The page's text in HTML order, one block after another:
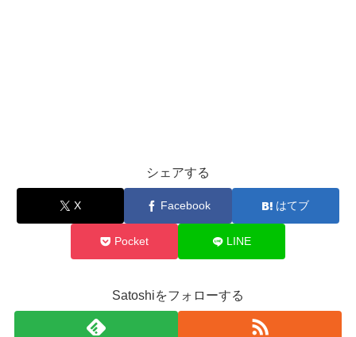
シェアする
X Facebook はてブ
Pocket LINE
Satoshiをフォローする